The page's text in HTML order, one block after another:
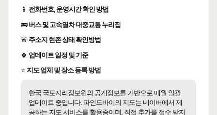
📱 전화번호, 운영시간 확인 방법
🚌버스 및 고속열차 대중교통 누리집
🚨 주소지 현존 상태 확인방법
🍀 업데이트 일정 및 기준
⭐ 지도 업체 및 장소 등록 방법
한국 국토지리정보원의 공개정보를 기반으로 매월 일괄
업데이트 중입니다. 파인드바이의 지도는 네이버에서 제
공하는 지도 서비스를 활용중이며, 직접 추가를 접수 받지